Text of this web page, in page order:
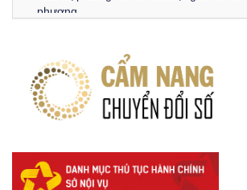
phương
hiện quy định về người lao động nước
địa bàn tỉnh Đắk Lắk theo trình tự, thủ
xây dựng, ban hành văn bản quy phạm
Góp ý dự thảo Thông tư quy định nghiệp
DANH SÁCH HỒ SƠ CÁN BỘ ĐI B TỈNH
Lấy ý kiến dự thảo Quyết định quy phạm